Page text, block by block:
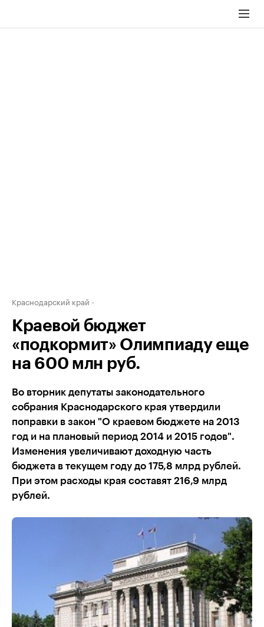
Краснодарский край
Краевой бюджет
«подкормит» Олимпиаду еще
на 600 млн руб.
Во вторник депутаты законодательного
собрания Краснодарского края утвердили
поправки в закон "О краевом бюджете на 2013
год и на плановый период 2014 и 2015 годов".
Изменения увеличивают доходную часть
бюджета в текущем году до 175,8 млрд рублей.
При этом расходы края составят 216,9 млрд
рублей.